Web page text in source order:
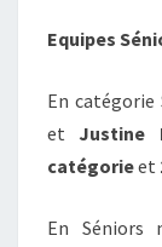
Equipes
En catégorie
et Justine
catégorieet
En Séniors